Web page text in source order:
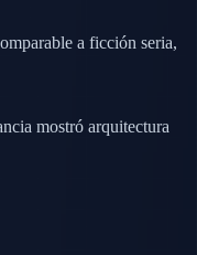
a ficción seria,
mostró arquitectura